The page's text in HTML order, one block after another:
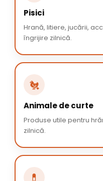
Pisici
Hrană, litiere, jucării,
îngrijire zilnică.
🐔
Animale de curte
Produse utile pentru
zilnică.
💊